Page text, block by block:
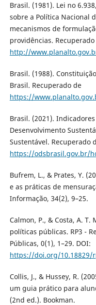
Brasil. (1981). Lei no
sobre a Política Nacional
mecanismos de
providências.
http://
Brasil. (1988).
Brasil. Recuperado de
https://
Brasil. (2021).
Desenvolvimento
Sustentável. Recuperado
https://odsbrasil.gov.br/
Bufrem, L., & Prates, Y.
e as práticas de
Informação, 34(2), 9–25.
Calmon, P., & Costa, A. T.
políticas públicas. RP3 -
Públicas, 0(1), 1–29. DOI:
https://doi.org/10.18829/
Collis, J., & Hussey, R.
um guia prático para
(2nd ed.). Bookman.